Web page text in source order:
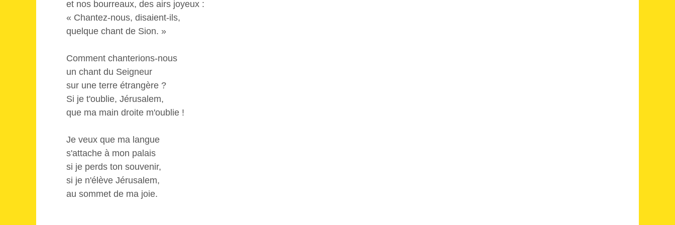
et nos bourreaux, des airs joyeux :
« Chantez-nous, disaient-ils,
quelque chant de Sion. »
Comment chanterions-nous
un chant du Seigneur
sur une terre étrangère ?
Si je t'oublie, Jérusalem,
que ma main droite m'oublie !
Je veux que ma langue
s'attache à mon palais
si je perds ton souvenir,
si je n'élève Jérusalem,
au sommet de ma joie.